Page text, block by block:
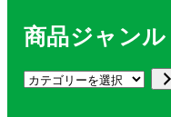
商品ジャンル
カ